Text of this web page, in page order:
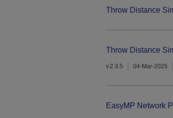
Throw Distance
Throw Distance
v.2.3.5 04-Mar-2025
EasyMP Network